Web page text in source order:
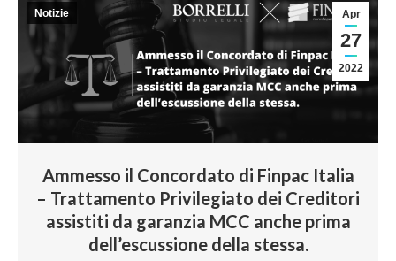
Ammesso il Concordato di Finpac Italia
– Trattamento Privilegiato dei Creditori
assistiti da garanzia MCC anche prima
dell’escussione della stessa.
Apr
27
2022
Notizie